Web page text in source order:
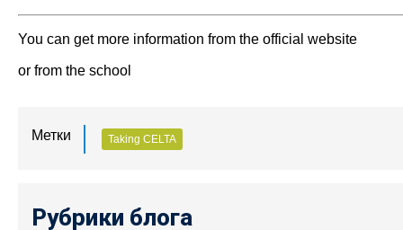
You can get more information from the official website
or from the school
Метки Taking CELTA
Рубрики блога